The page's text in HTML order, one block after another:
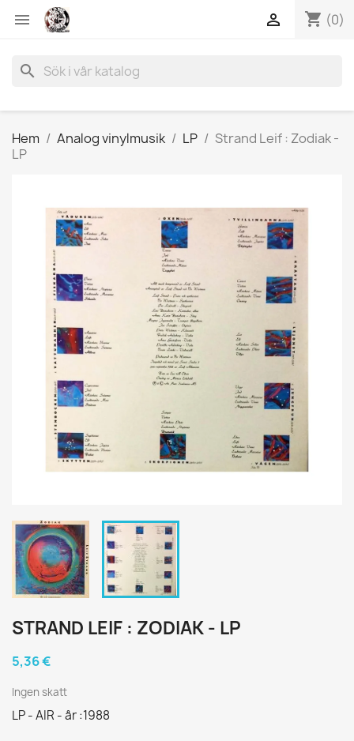
 shopping_cart (0)

search
Hem Analog vinylmusik LP
Strand Leif : Zodiak -
LP
STRAND LEIF : ZODIAK - LP
5,36 €
Ingen skatt
LP - AIR - år :1988